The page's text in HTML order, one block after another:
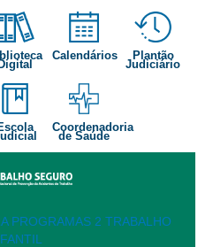
da 1ª Turma 2026
da 2ª Turma - 2026
da 3ª Turma 2026
do Pleno e Especializadas 2026
e Intérpretes
Digital
Calendários Plantão
Judiciário
Coordenadoria
de Saúde